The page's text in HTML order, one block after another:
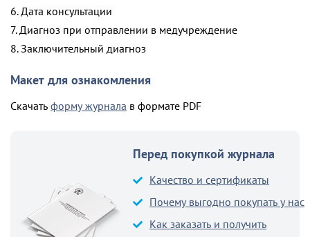
6. Дата консультации
7. Диагноз при отправлении в медучреждение
8. Заключительный диагноз
Макет для ознакомления
Скачать форму журнала в формате PDF
Перед покупкой журнала
Качество и сертификаты
Почему выгодно покупать у нас
Как заказать и получить